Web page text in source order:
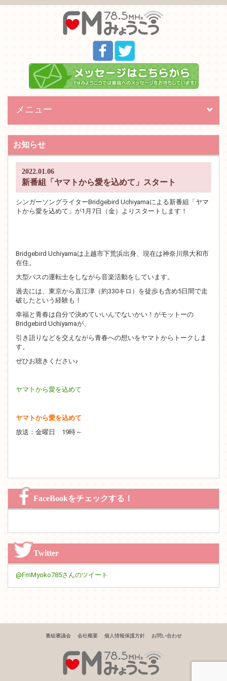
Toggle
メニュー
お知らせ
2022.01.06
新番組「ヤマトから愛を込めて」スタート
シンガーソングライターBridgebird Uchiyamaによる新番組「ヤマ
トから愛を込めて」が1月7日（金）よりスタートします！
Bridgebird Uchiyamaは上越市下荒浜出身、現在は神奈川県大和市
在住。
大型バスの運転士をしながら音楽活動をしています。
過去には、東京から直江津（約330キロ）を徒歩も含め5日間で走
破したという経験も！
幸福と青春は自分で決めていいんでないかい！がモットーの
Bridgebird Uchiyamaが、
引き語りなどを交えながら青春への想いをヤマトからトークしま
す。
ぜひお聴きください♪
ヤマトから愛を込めて
ヤマトから愛を込めて
放送：金曜日 19時～
FaceBookをチェックする！
Twitter
@FmMyoko785さんのツイート
番組審議会 会社概要 個人情報保護方針 お問い合わせ